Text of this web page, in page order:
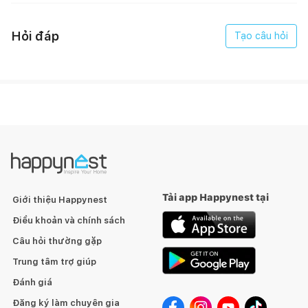
Tần số
186 W
Tính năng
Hỏi đáp Tạo câu hỏi
Giới thiệu Happynest
Điều khoản và chính sách
Câu hỏi thường gặp
Trung tâm trợ giúp
Đánh giá
Đăng ký làm chuyên gia
Tải app Happynest tại